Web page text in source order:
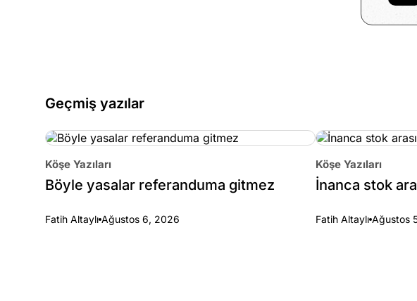
Geçmiş yazılar
Köşe Yazıları
Böyle yasalar referanduma gitmez
Fatih Altaylı Ağustos 6, 2026
Köşe Yazıları
İnanca stok
Fatih Altaylı Ağustos